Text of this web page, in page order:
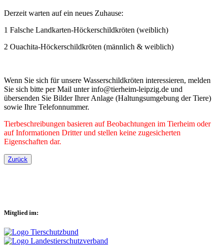
Derzeit warten auf ein neues Zuhause:
1 Falsche Landkarten-Höckerschildkröten (weiblich)
2 Ouachita-Höckerschildkröten (männlich & weiblich)
Wenn Sie sich für unsere Wasserschildkröten interessieren, melden
Sie sich bitte per Mail unter info@tierheim-leipzig.de und
übersenden Sie Bilder Ihrer Anlage (Haltungsumgebung der Tiere)
sowie Ihre Telefonnummer.
Tierbeschreibungen basieren auf Beobachtungen im Tierheim oder
auf Informationen Dritter und stellen keine zugesicherten
Eigenschaften dar.
Zurück
Mitglied im: